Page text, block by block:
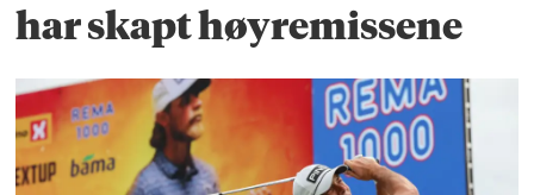
har skapt høyremissene